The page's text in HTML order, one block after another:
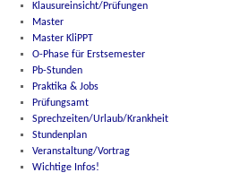
Klausureinsicht/Prüfungen
Master
Master KliPPT
O-Phase für Erstsemester
Pb-Stunden
Praktika & Jobs
Prüfungsamt
Sprechzeiten/Urlaub/Krankheit
Stundenplan
Veranstaltung/Vortrag
Wichtige Infos!